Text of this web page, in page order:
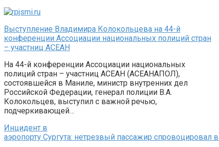
Выступление Владимира Колокольцева на 44-й
конференции Ассоциации национальных полиций стран
– участниц АСЕАН
На 44-й конференции Ассоциации национальных
полиций стран – участниц АСЕАН (АСЕАНАПОЛ),
состоявшейся в Маниле, министр внутренних дел
Российской Федерации, генерал полиции В.А.
Колокольцев, выступил с важной речью,
подчеркивающей…
Инцидент в
аэропорту Сургута: нетрезвый пассажир